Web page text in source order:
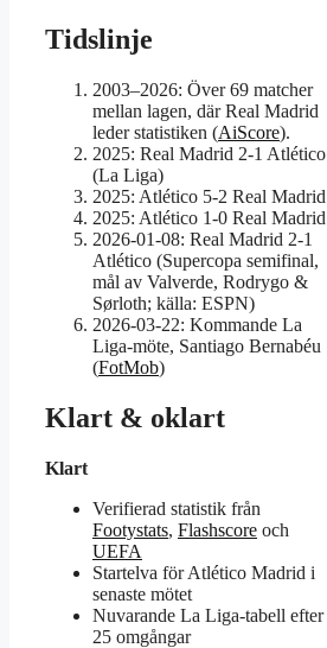
Tidslinje
2003–2026: Över 69 matcher
mellan lagen, där Real Madrid
leder statistiken (AiScore).
2025: Real Madrid 2-1 Atlético
(La Liga)
2025: Atlético 5-2 Real Madrid
2025: Atlético 1-0 Real Madrid
2026-01-08: Real Madrid 2-1
Atlético (Supercopa semifinal,
mål av Valverde, Rodrygo &
Sørloth; källa: ESPN)
2026-03-22: Kommande La
Liga-möte, Santiago Bernabéu
(FotMob)
Klart & oklart
Klart
Verifierad statistik från
Footystats, Flashscore och
UEFA
Startelva för Atlético Madrid i
senaste mötet
Nuvarande La Liga-tabell efter
25 omgångar